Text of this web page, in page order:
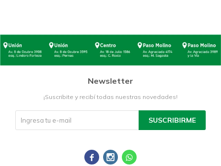
Newsletter
¡Suscribite y recibí todas nuestras novedades!
SUSCRIBIRME
  